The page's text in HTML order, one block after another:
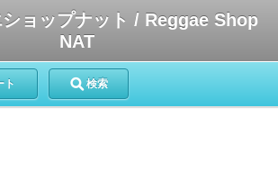
ョップナット / Reggae Shop
NAT
ト 検索